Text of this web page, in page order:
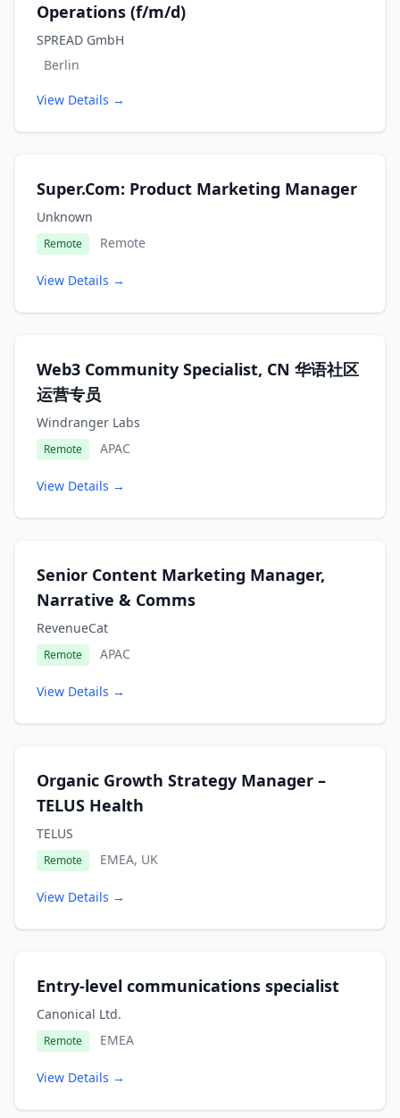
Operations (f/m/d)
SPREAD GmbH
Berlin
View Details →
Super.Com: Product Marketing Manager
Unknown
Remote Remote
View Details →
Web3 Community Specialist, CN 华语社区
运营专员
Windranger Labs
Remote APAC
View Details →
Senior Content Marketing Manager,
Narrative & Comms
RevenueCat
Remote APAC
View Details →
Organic Growth Strategy Manager –
TELUS Health
TELUS
Remote EMEA, UK
View Details →
Entry-level communications specialist
Canonical Ltd.
Remote EMEA
View Details →